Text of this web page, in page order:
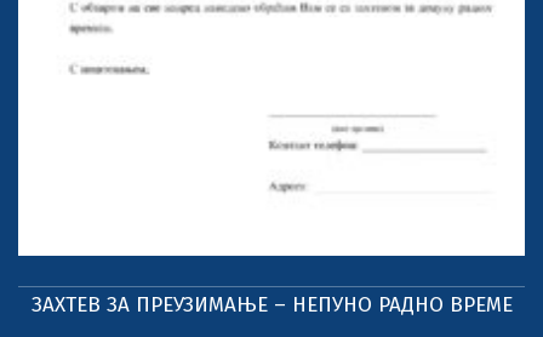
ЗАХТЕВ ЗА ПРЕУЗИМАЊЕ – НЕПУНО РАДНО ВРЕМЕ